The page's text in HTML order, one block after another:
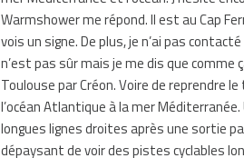
Warmshower me répond. Il est au Cap
vois un signe. De plus, je n’ai pas
n’est pas sûr mais je me dis que comme
Toulouse par Créon. Voire de reprendre
l’océan Atlantique à la mer
longues lignes droites après une sortie
dépaysant de voir des pistes cyclables